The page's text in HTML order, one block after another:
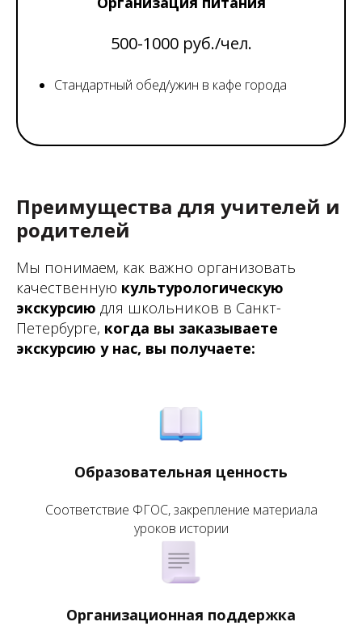
500-1000 руб./чел.
Стандартный обед/ужин в кафе города
Преимущества для учителей и
родителей
Мы понимаем, как важно организовать
качественную культурологическую
экскурсию для школьников в Санкт-
Петербурге, когда вы заказываете
экскурсию у нас, вы получаете:
Образовательная ценность
Соответствие ФГОС, закрепление материала
уроков истории
Организационная поддержка